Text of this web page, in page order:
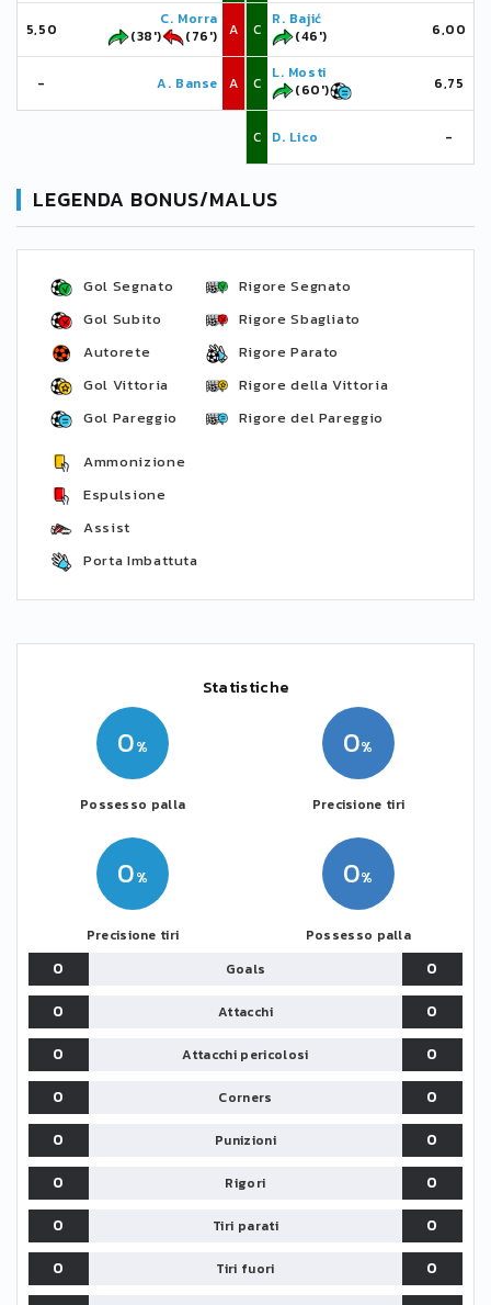
5,50
C. Morra
(38')
(76') A
- A. Banse A
C
R. Bajić
(46')
6,00
C
L. Mosti
(60')
6,75
C D. Lico -
LEGENDA BONUS/MALUS
Gol Segnato
Gol Subito
Autorete
Gol Vittoria
Gol Pareggio
Rigore Segnato
Rigore Sbagliato
Rigore Parato
Rigore della Vittoria
Rigore del Pareggio
Ammonizione
Espulsione
Assist
Porta Imbattuta
Statistiche
0
Possesso palla
0
Precisione tiri
0
Possesso palla
0
Precisione tiri
0 Goals
0
0
Attacchi
0
0
Attacchi pericolosi
0
0
Corners
0
0
Punizioni
0
0
Rigori
0
0
Tiri parati
0
0
Tiri fuori
0